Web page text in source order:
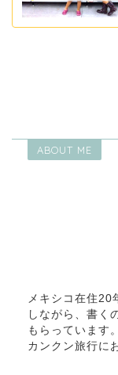
ABOUT ME
メキシコ在住20
しながら、書く
もらっています
カンクン旅行に